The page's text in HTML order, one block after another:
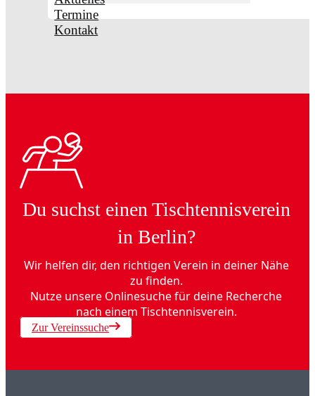
Termine
Kontakt
Du suchst einen Tischtennisverein
in Berlin?
Wir helfen dir, den richtigen Verein in deiner Nähe
zu finden.
Nutze unsere Onlinesuche für deine Recherche
nach einem Tischtennisverein.
Zur Vereinssuche